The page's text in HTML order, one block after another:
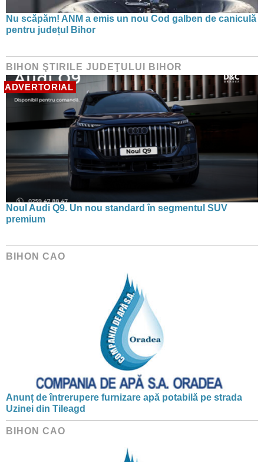
Nu scăpăm! ANM a emis un nou Cod galben de caniculă
pentru județul Bihor
BIHON ŞTIRILE JUDEŢULUI BIHOR
ADVERTORIAL
Noul Audi Q9. Un nou standard în segmentul SUV
premium
BIHON CAO
Anunț de întrerupere furnizare apă potabilă pe strada
Uzinei din Tileagd
BIHON CAO